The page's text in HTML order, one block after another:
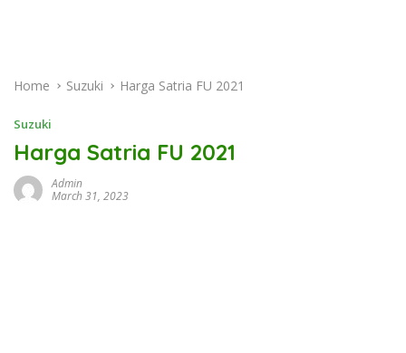
Home Suzuki Harga Satria FU 2021
Suzuki
Harga Satria FU 2021
Admin
March 31, 2023